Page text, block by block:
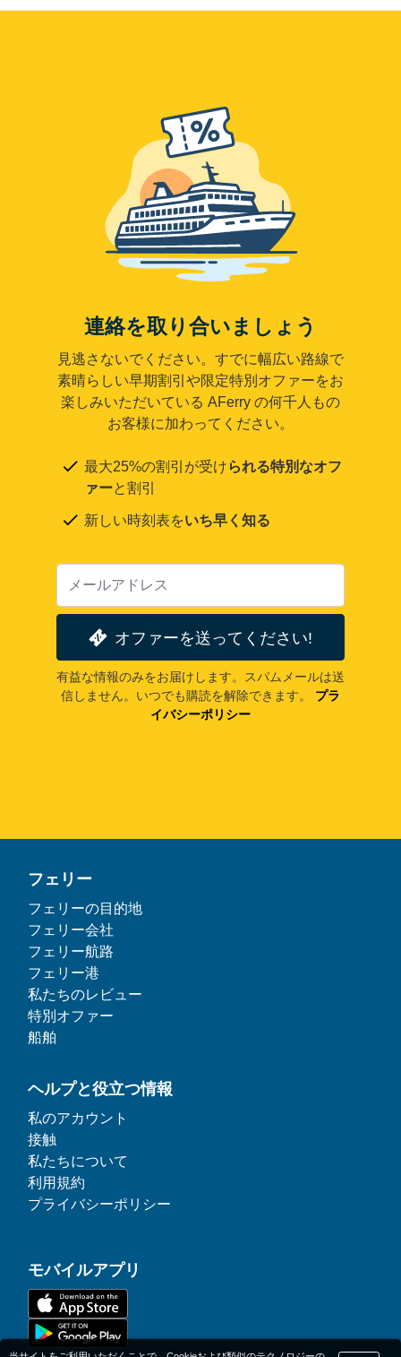
連絡を取り合いましょう
見逃さないでください。すでに幅広い路線で
素晴らしい早期割引や限定特別オファーをお
楽しみいただいている AFerry の何千人もの
お客様に加わってください。
最大25%の割引が受けられる特別なオフ
ァーと割引
新しい時刻表をいち早く知る
オファーを送ってください!
有益な情報のみをお届けします。スパムメールは送
信しません。いつでも購読を解除できます。
プラ
イバシーポリシー
フェリー
フェリーの目的地
フェリー会社
フェリー航路
フェリー港
私たちのレビュー
特別オファー
船舶
ヘルプと役立つ情報
私のアカウント
接触
私たちについて
利用規約
プライバシーポリシー
モバイルアプリ